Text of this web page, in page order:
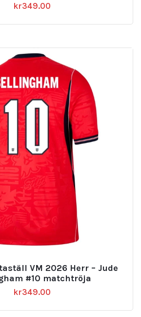
kr349.00
VM 2026 Herr – Jude
#10 matchtröja
kr349.00